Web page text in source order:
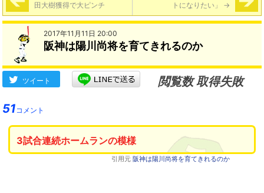
田大樹獲得で大ピンチ
トになりたい」 →
2017年11月11日 20:00
阪神は陽川尚将を育てきれるのか
ツイート
閲覧数 取得失敗
51コメント
3試合連続ホームランの模様
引用元 阪神は陽川尚将を育てきれるのか